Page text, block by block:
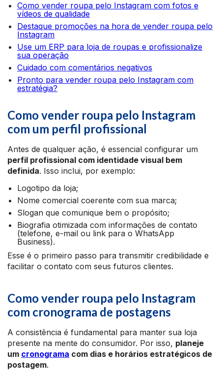
Como vender roupa pelo Instagram com fotos e
vídeos de qualidade
Destaque promoções na hora de vender roupa pelo
Instagram
Use um ERP para loja de roupas e profissionalize
sua operação
Cuidado com comentários negativos
Pronto para vender roupa pelo Instagram com
estratégia?
Como vender roupa pelo Instagram
com um perfil profissional
Antes de qualquer ação, é essencial configurar um
perfil profissional com identidade visual bem
definida. Isso inclui, por exemplo:
Logotipo da loja;
Nome comercial coerente com sua marca;
Slogan que comunique bem o propósito;
Biografia otimizada com informações de contato
(telefone, e-mail ou link para o WhatsApp
Business).
Esse é o primeiro passo para transmitir credibilidade e
facilitar o contato com seus futuros clientes.
Como vender roupa pelo Instagram
com cronograma de postagens
A consistência é fundamental para manter sua loja
presente na mente do consumidor. Por isso, planeje
um cronograma com dias e horários estratégicos de
postagem.